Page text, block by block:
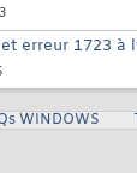
erreur 1723 à
WINDOWS